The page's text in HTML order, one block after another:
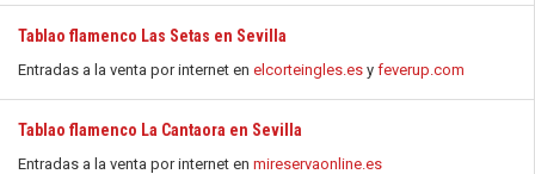
Tablao flamenco Las Setas en Sevilla
Entradas a la venta por internet en elcorteingles.es y feverup.com
Tablao flamenco La Cantaora en Sevilla
Entradas a la venta por internet en mireservaonline.es